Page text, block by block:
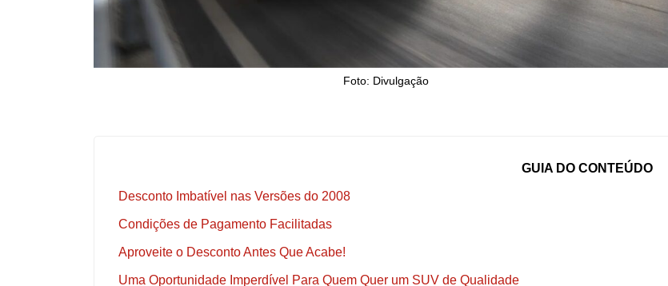
Foto: Divulgação
GUIA DO CONTEÚDO
Desconto Imbatível nas Versões do 2008
Condições de Pagamento Facilitadas
Aproveite o Desconto Antes Que Acabe!
Uma Oportunidade Imperdível Para Quem Quer um SUV de Qualidade